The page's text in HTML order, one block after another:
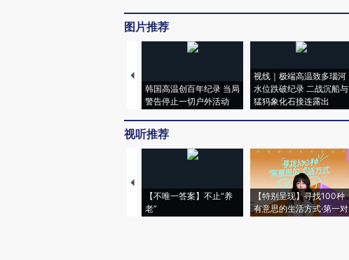
图片推荐
韩国高温创百年纪录 当局
警告停止一切户外活动
视线｜极端高温致多瑙河
水位跌破纪录 二战沉船与
猛犸象化石接连露出
视听推荐
【不唯一答案】不止“养
老”
【特别呈现】寻找100种
有意思的生活方式·第一对